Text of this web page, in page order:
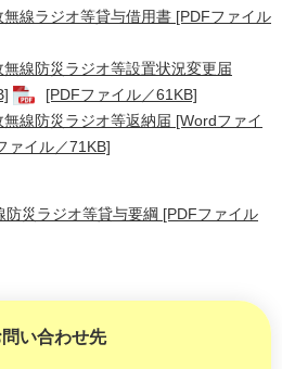
線ラジオ等貸与借用書 [PDFファイル
線防災ラジオ等設置状況変更届
[PDFファイル／61KB]
線防災ラジオ等返納届 [Wordファイ
ァイル／71KB]
防災ラジオ等貸与要綱 [PDFファイル
い合わせ先